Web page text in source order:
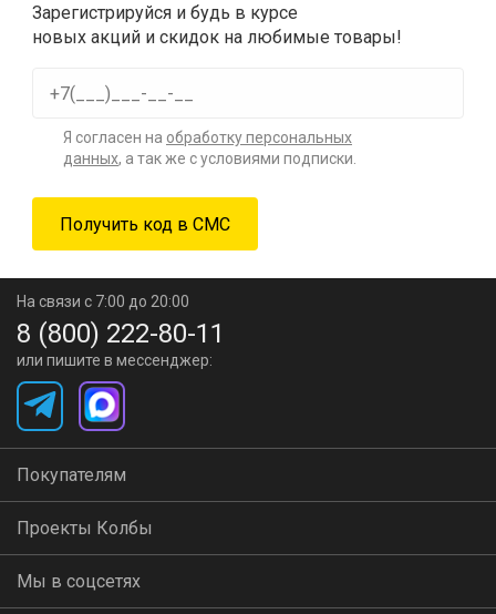
Зарегистрируйся и будь в курсе
новых акций и скидок на любимые товары!
Я согласен на обработку персональных
данных, а так же с условиями подписки.
На связи с 7:00 до 20:00
8 (800) 222-80-11
или пишите в мессенджер:
Покупателям
Проекты Колбы
Мы в соцсетях